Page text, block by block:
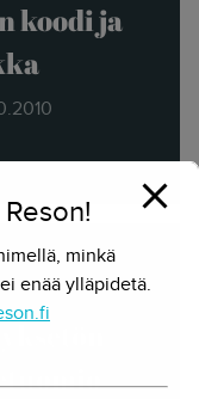
koodi ja
minkä
enää ylläpidetä.